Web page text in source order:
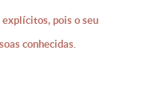
pois o seu
conhecidas.